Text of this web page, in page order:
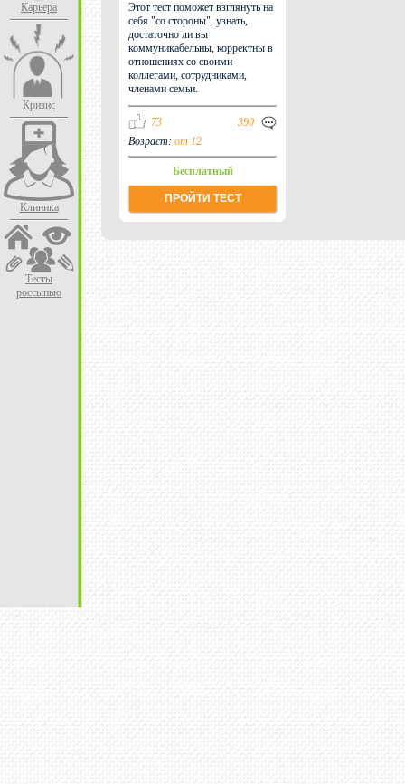
Карьера
Кризис
Клиника
Тесты
россыпью
Этот тест поможет взглянуть на
себя "со стороны", узнать,
достаточно ли вы
коммуникабельны, корректны в
отношениях со своими
коллегами, сотрудниками,
членами семьи.
73
390
Возраст: от 12
Бесплатный
ПРОЙТИ ТЕСТ